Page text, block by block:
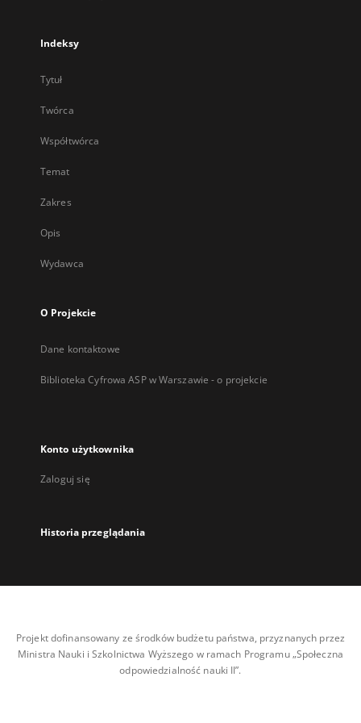
Indeksy
Tytuł
Twórca
Współtwórca
Temat
Zakres
Opis
Wydawca
O Projekcie
Dane kontaktowe
Biblioteka Cyfrowa ASP w Warszawie - o projekcie
Konto użytkownika
Zaloguj się
Historia przeglądania
Projekt dofinansowany ze środków budżetu państwa, przyznanych przez
Ministra Nauki i Szkolnictwa Wyższego w ramach Programu „Społeczna
odpowiedzialność nauki II”.